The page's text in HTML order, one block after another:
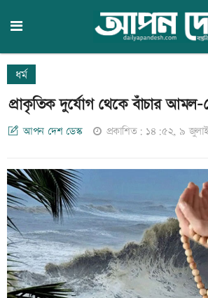
ধর্ম
প্রাকৃতিক দুর্যোগ থেকে বাঁচার আমল-
আপন দেশ ডেস্ক প্রকাশিত: ১৪:৫২, ৯